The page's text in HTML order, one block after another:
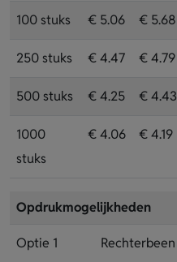
100 stuks € 5.06 € 5.68
250 stuks € 4.47 € 4.79
500 stuks € 4.25 € 4.43
1000
stuks
€ 4.06 € 4.19
Opdrukmogelijkheden
Optie 1 Rechterbeen